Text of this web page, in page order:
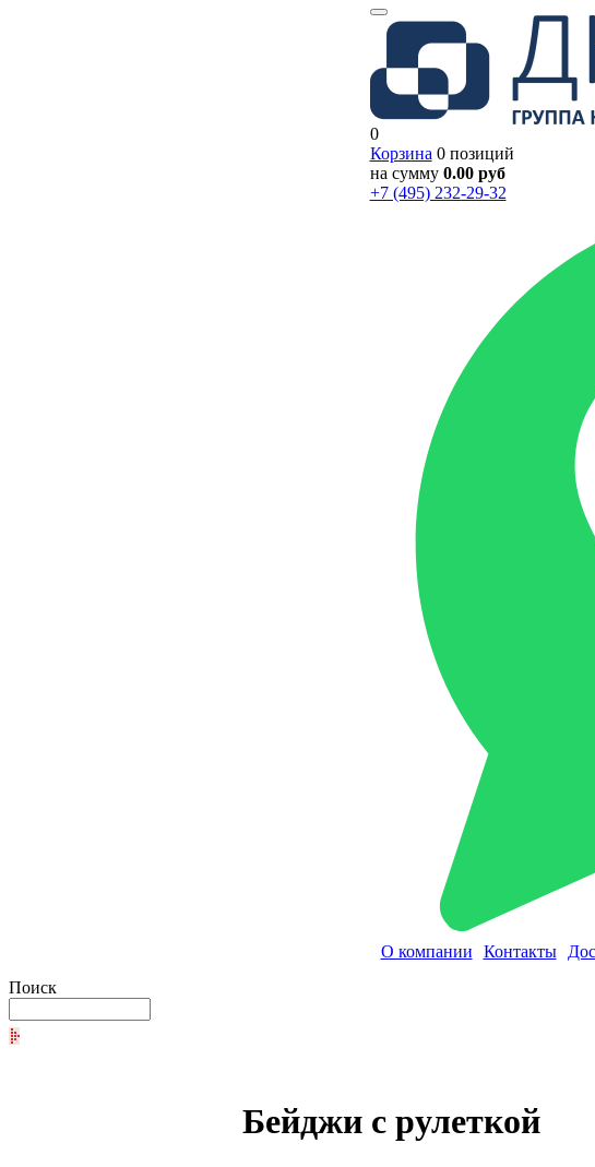
0
Корзина 0 позиций
на сумму 0.00 руб
+7 (495) 232-29-32
О компании Контакты
Поиск
Бейджи с рулеткой